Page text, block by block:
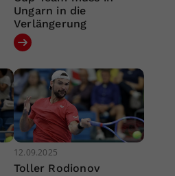
Ungarn in die
Verlängerung
12.09.2025
Toller Rodionov